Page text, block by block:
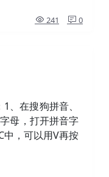
241 0
在搜狗拼音、
母，打开拼音字
中，可以用V再按